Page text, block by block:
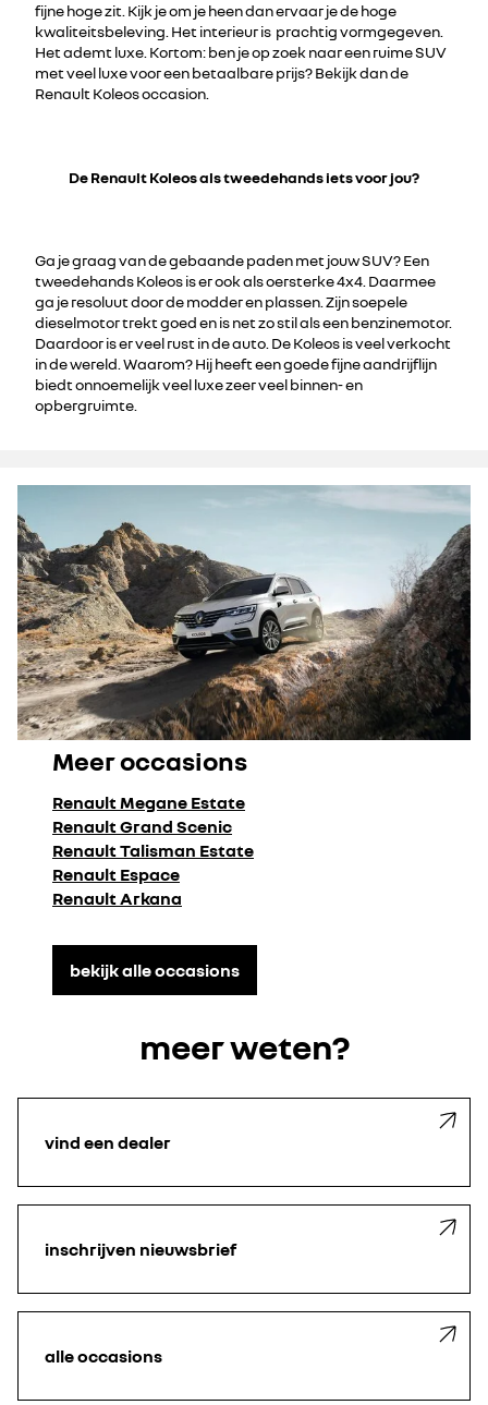
fijne hoge zit. Kijk je om je heen dan ervaar je de hoge
kwaliteitsbeleving. Het interieur is prachtig vormgegeven.
Het ademt luxe. Kortom: ben je op zoek naar een ruime SUV
met veel luxe voor een betaalbare prijs? Bekijk dan de
Renault Koleos occasion.
De Renault Koleos als tweedehands iets voor jou?
Ga je graag van de gebaande paden met jouw SUV? Een
tweedehands Koleos is er ook als oersterke 4x4. Daarmee
ga je resoluut door de modder en plassen. Zijn soepele
dieselmotor trekt goed en is net zo stil als een benzinemotor.
Daardoor is er veel rust in de auto. De Koleos is veel verkocht
in de wereld. Waarom? Hij heeft een goede fijne aandrijflijn
biedt onnoemelijk veel luxe zeer veel binnen- en
opbergruimte.
Meer occasions
Renault Megane Estate
Renault Grand Scenic
Renault Talisman Estate
Renault Espace
Renault Arkana
bekijk alle occasions
meer weten?
vind een dealer
inschrijven nieuwsbrief
alle occasions